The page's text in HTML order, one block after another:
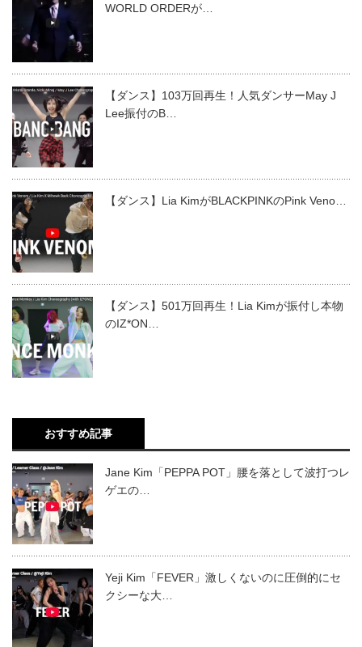
WORLD ORDERが…
【ダンス】103万回再生！人気ダンサーMay J
Lee振付のB…
【ダンス】Lia KimがBLACKPINKのPink Veno…
【ダンス】501万回再生！Lia Kimが振付し本物
のIZ*ON…
おすすめ記事
Jane Kim「PEPPA POT」腰を落として波打つレ
ゲエの…
Yeji Kim「FEVER」激しくないのに圧倒的にセ
クシーな大…